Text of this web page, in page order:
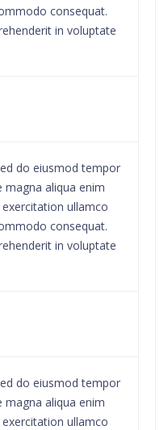
consequat.
in voluptate
do eiusmod tempor
aliqua enim
ullamco
consequat.
in voluptate
do eiusmod tempor
aliqua enim
ullamco